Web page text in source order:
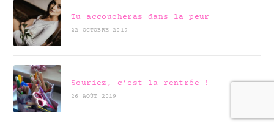
Tu accoucheras dans la peur
22 OCTOBRE 2019
Souriez, c’est la rentrée !
26 AOÛT 2019